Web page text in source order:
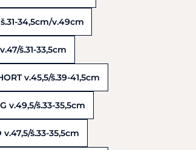
34,5cm/v.49cm
š.31-33,5cm
v.45,5/š.39-41,5cm
v.49,5/š.33-35,5cm
v.47,5/š.33-35,5cm